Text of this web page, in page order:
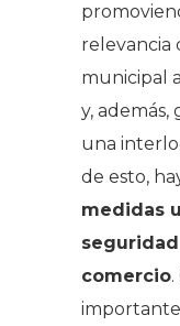
relevancia
municipal
y, además,
una
de esto,
medidas
comercio